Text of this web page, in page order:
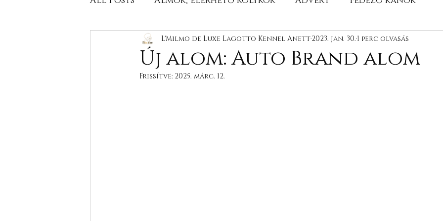
Kiállítási eredmények Kutyáink bemutatása Fotózások
Egészségügyi szűrés
Új alom: Auto Brand alom
L'Milmo de Luxe Lagotto Kennel Anett2023. jan. 30. 1 perc olvasás
Frissítve: 2025. márc. 12.